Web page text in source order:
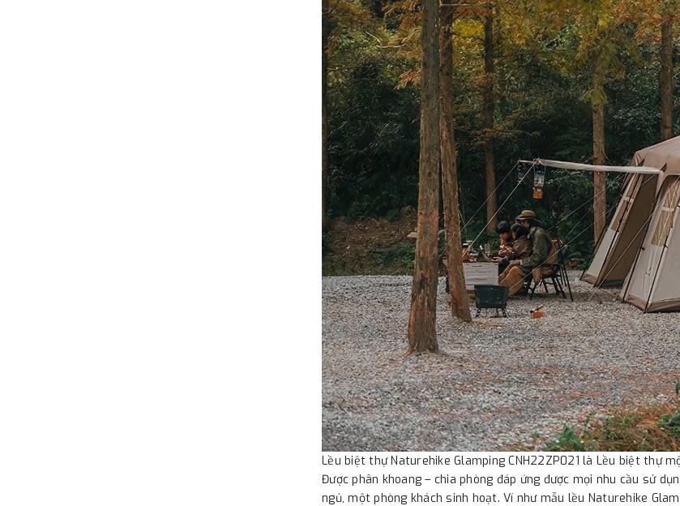
Lều biệt thự Naturehike Glamping CNH22ZP021 là Lều biệt thự
Được phân khoang – chia phòng đáp ứng được mọi nhu cầu sử
ngủ, một phòng khách sinh hoạt. Ví như mẫu lều Naturehike